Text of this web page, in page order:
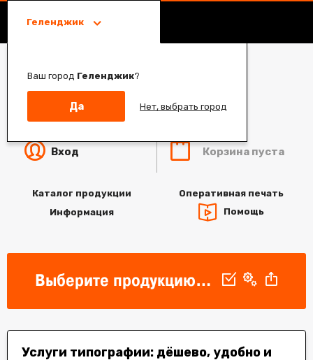
Геленджик
Ваш город Геленджик?
Да Нет, выбрать город
Корзина пуста
Вход
Каталог продукции
Оперативная печать
Информация
Помощь
Выберите продукцию для печати, параметры продукта и загрузите дизайн
Услуги типографии: дёшево, удобно и